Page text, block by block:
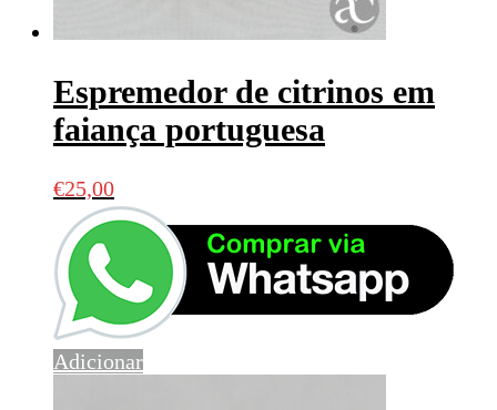
Espremedor de citrinos em
faiança portuguesa
€25,00
Adicionar